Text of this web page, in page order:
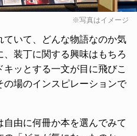
※写真はイメージ
ていて、どんな物語なのか気
装丁に関する興味はもちろ
ッとする一文が目に飛びこ
の場のインスピレーションで
由に何冊か本を選んでみて